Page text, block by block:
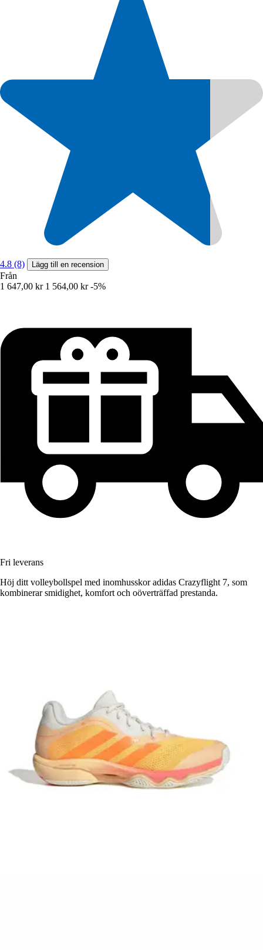
4.8 (8) Lägg till en recension
Från
1 647,00 kr 1 564,00 kr -5%
Fri leverans
Höj ditt volleybollspel med inomhusskor adidas Crazyflight 7, som
kombinerar smidighet, komfort och oöverträffad prestanda.